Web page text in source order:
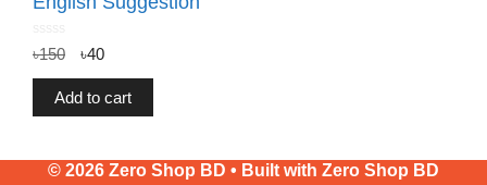
o
u
o
৳150 ৳40
Add to cart
© 2026 Zero Shop BD • Built with Zero Shop BD